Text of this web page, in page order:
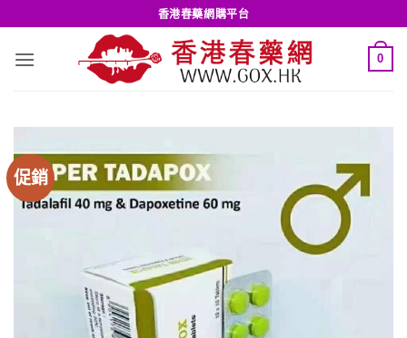
to
content
香港春藥網購平台
0
促銷